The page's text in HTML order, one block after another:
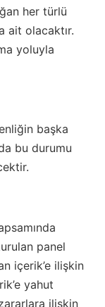
her türlü
ait olacaktır.
yoluyla
başka
bu durumu
panel
içerik’e ilişkin
yahut
ilişkin